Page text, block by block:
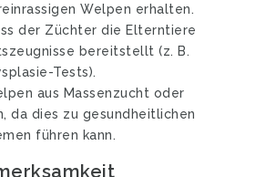
Welpen erhalten.
der Züchter die Elterntiere
bereitstellt (z. B.
Tests).
aus Massenzucht oder
da dies zu gesundheitlichen
führen kann.